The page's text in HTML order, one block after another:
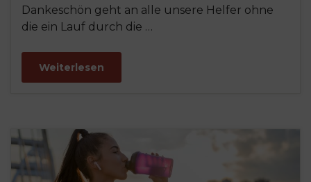
Dankeschön geht an alle unsere Helfer ohne
die ein Lauf durch die …
Weiterlesen